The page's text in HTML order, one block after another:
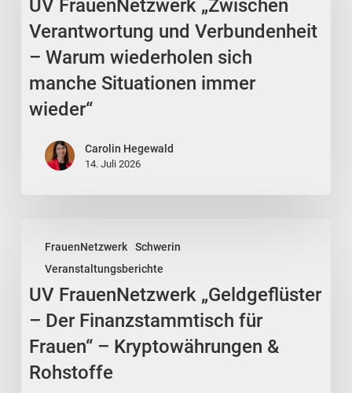
Verantwortung
und
Verbundenheit
Warum
wiederholen
manche
UV FrauenNetzwerk „Zwischen
Verantwortung und Verbundenheit
– Warum wiederholen sich
manche Situationen immer
wieder“
Carolin Hegewald
14. Juli 2026
FrauenNetzwerk
Schwerin
Veranstaltungsberichte
FrauenNetzwerk
„Geldgeflüster
–
Der
Finanzstammtisch
für
Frauen“
UV FrauenNetzwerk „Geldgeflüster
– Der Finanzstammtisch für
Frauen“ – Kryptowährungen &
Rohstoffe